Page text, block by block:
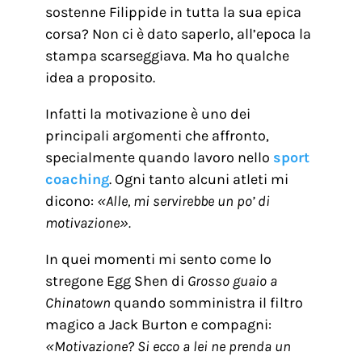
sostenne Filippide in tutta la sua epica
corsa? Non ci è dato saperlo, all’epoca la
stampa scarseggiava. Ma ho qualche
idea a proposito.
Infatti la motivazione è uno dei
principali argomenti che affronto,
specialmente quando lavoro nello sport
coaching. Ogni tanto alcuni atleti mi
dicono: «Alle, mi servirebbe un po’ di
motivazione».
In quei momenti mi sento come lo
stregone Egg Shen di Grosso guaio a
Chinatown quando somministra il filtro
magico a Jack Burton e compagni:
«Motivazione? Si ecco a lei ne prenda un